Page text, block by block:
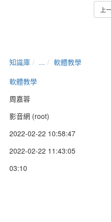
上
知識庫 ...
軟體教學
軟體教學
周嘉蓉
影音網 (root)
2022-02-22 10:58:47
2022-02-22 11:43:05
03:10